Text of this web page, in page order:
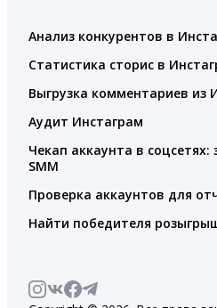
Анализ конкурентов в
Статистика сторис в
Выгрузка комментариев из
Аудит Инстаграм
Чекап аккаунта в
SMM
Проверка аккаунтов для
Найти победителя